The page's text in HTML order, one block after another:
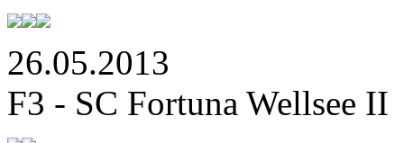
26.05.2013
F3 - SC Fortuna Wellsee II